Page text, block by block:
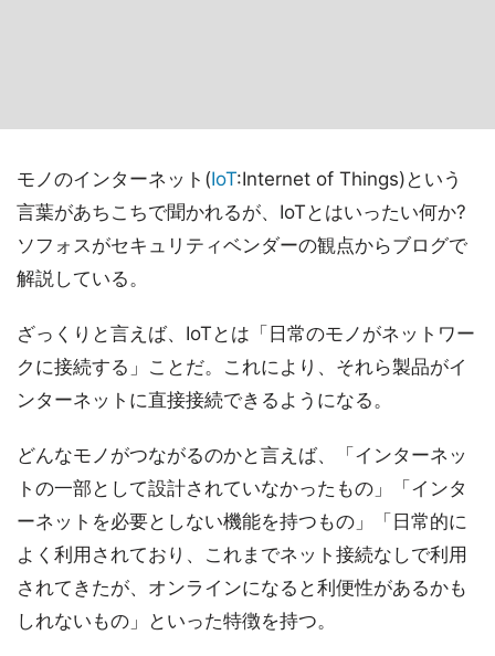
モノのインターネット(IoT:Internet of Things)という
言葉があちこちで聞かれるが、IoTとはいったい何か?
ソフォスがセキュリティベンダーの観点からブログで
解説している。
ざっくりと言えば、IoTとは「日常のモノがネットワー
クに接続する」ことだ。これにより、それら製品がイ
ンターネットに直接接続できるようになる。
どんなモノがつながるのかと言えば、「インターネッ
トの一部として設計されていなかったもの」「インタ
ーネットを必要としない機能を持つもの」「日常的に
よく利用されており、これまでネット接続なしで利用
されてきたが、オンラインになると利便性があるかも
しれないもの」といった特徴を持つ。